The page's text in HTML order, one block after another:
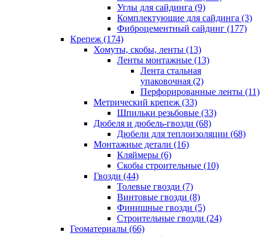
Углы для сайдинга (9)
Комплектующие для сайдинга (3)
Фиброцементный сайдинг (177)
Крепеж (174)
Хомуты, скобы, ленты (13)
Ленты монтажные (13)
Лента стальная
упаковочная (2)
Перфорированные ленты (11)
Метрический крепеж (33)
Шпильки резьбовые (33)
Дюбеля и дюбель-гвозди (68)
Дюбели для теплоизоляции (68)
Монтажные детали (16)
Кляймеры (6)
Скобы строительные (10)
Гвозди (44)
Толевые гвозди (7)
Винтовые гвозди (8)
Финишные гвозди (5)
Строительные гвозди (24)
Геоматериалы (66)